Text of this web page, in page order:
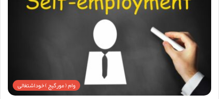
وام ( مورگیج ) خوداشتغالی